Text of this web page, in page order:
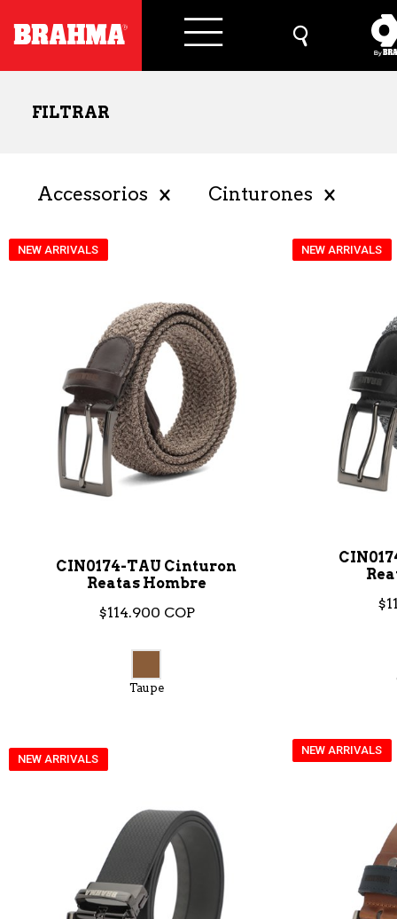
FILTRAR
Accessorios Cinturones
NEW ARRIVALS
CIN0174-TAU Cinturon
Reatas Hombre
$114.900 COP
Taupe
NEW ARRIVALS
NEW ARRIVALS
NEW ARRIVALS